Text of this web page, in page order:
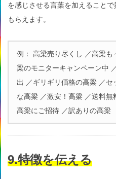
を感じさせる言葉を加えることで
もらえます。
例： 高梁売り尽くし ／高梁も
梁のモニターキャンペーン中
出 ／ギリギリ価格の高梁 ／セ
な高梁 ／激安！高梁 ／送料無
高梁にご招待 ／訳ありの高梁
9.特徴を伝える